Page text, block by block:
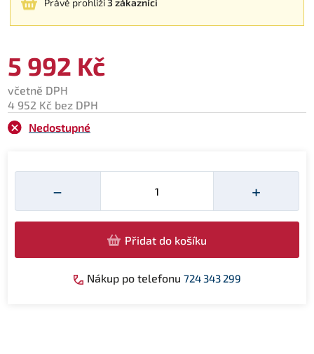
Právě prohlíží3 zákazníci
5 992 Kč
včetně DPH
4 952 Kč bez DPH
Nedostupné
−
Množství
+
Přidat do košíku
Nákup po telefonu 724 343 299